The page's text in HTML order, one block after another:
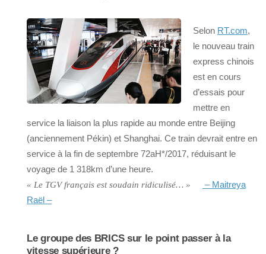
Selon RT.com,
le nouveau train
express chinois
est en cours
d’essais pour
mettre en
service la liaison la plus rapide au monde entre Beijing
(anciennement Pékin) et Shanghai. Ce train devrait entre en
service à la fin de septembre 72aH*/2017, réduisant le
voyage de 1 318km d’une heure.
« Le TGV français est soudain ridiculisé… »
– Maitreya
Raël –
Le groupe des BRICS sur le point passer à la
vitesse supérieure ?